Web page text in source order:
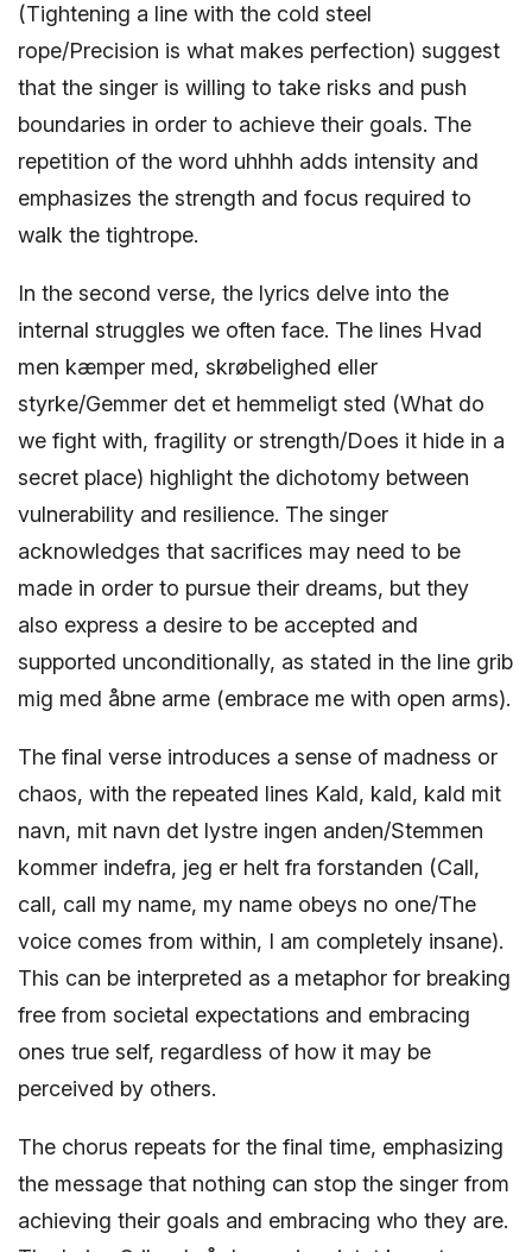
(Tightening a line with the cold steel
rope/Precision is what makes perfection) suggest
that the singer is willing to take risks and push
boundaries in order to achieve their goals. The
repetition of the word uhhhh adds intensity and
emphasizes the strength and focus required to
walk the tightrope.
In the second verse, the lyrics delve into the
internal struggles we often face. The lines Hvad
men kæmper med, skrøbelighed eller
styrke/Gemmer det et hemmeligt sted (What do
we fight with, fragility or strength/Does it hide in a
secret place) highlight the dichotomy between
vulnerability and resilience. The singer
acknowledges that sacrifices may need to be
made in order to pursue their dreams, but they
also express a desire to be accepted and
supported unconditionally, as stated in the line grib
mig med åbne arme (embrace me with open arms).
The final verse introduces a sense of madness or
chaos, with the repeated lines Kald, kald, kald mit
navn, mit navn det lystre ingen anden/Stemmen
kommer indefra, jeg er helt fra forstanden (Call,
call, call my name, my name obeys no one/The
voice comes from within, I am completely insane).
This can be interpreted as a metaphor for breaking
free from societal expectations and embracing
ones true self, regardless of how it may be
perceived by others.
The chorus repeats for the final time, emphasizing
the message that nothing can stop the singer from
achieving their goals and embracing who they are.